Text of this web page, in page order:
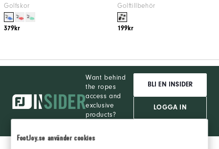
FootJoy.se använder cookies
Golfskor
379kr
Golftillbehör
199kr
Want behind
the ropes
access and
exclusive
products?
BLI EN INSIDER
LOGGA IN